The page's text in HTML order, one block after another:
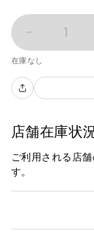
1
在庫なし
店舗在庫状
ご利用される店
す。